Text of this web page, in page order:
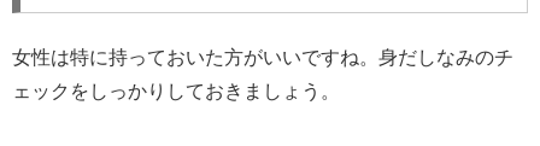
女性は特に持っておいた方がいいですね。身だしなみのチ
ェックをしっかりしておきましょう。